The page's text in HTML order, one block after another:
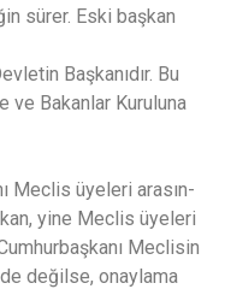
sürer. Eski başkan
Başkanıdır. Bu
Bakanlar Kuruluna
Meclis üyeleri arasın-
yine Meclis üyeleri
Meclisin
değilse, onaylama